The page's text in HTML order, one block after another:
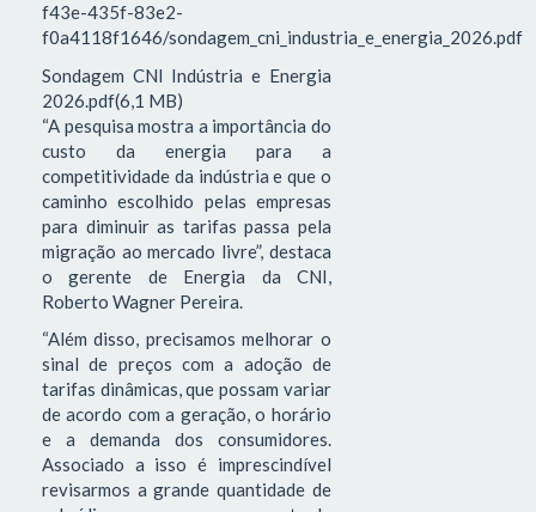
f43e-435f-83e2-
f0a4118f1646/sondagem_cni_industria_e_energia_2026.pdf
Sondagem CNI Indústria e Energia
2026.pdf(6,1 MB)
“A pesquisa mostra a importância do
custo da energia para a
competitividade da indústria e que o
caminho escolhido pelas empresas
para diminuir as tarifas passa pela
migração ao mercado livre”, destaca
o gerente de Energia da CNI,
Roberto Wagner Pereira.
“Além disso, precisamos melhorar o
sinal de preços com a adoção de
tarifas dinâmicas, que possam variar
de acordo com a geração, o horário
e a demanda dos consumidores.
Associado a isso é imprescindível
revisarmos a grande quantidade de